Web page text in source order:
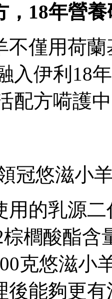
，18年
僅用荷蘭
融入伊利
活配方嗬護
領冠悠滋小
乳源二代
櫚酸酯含
100克悠滋
能夠更有